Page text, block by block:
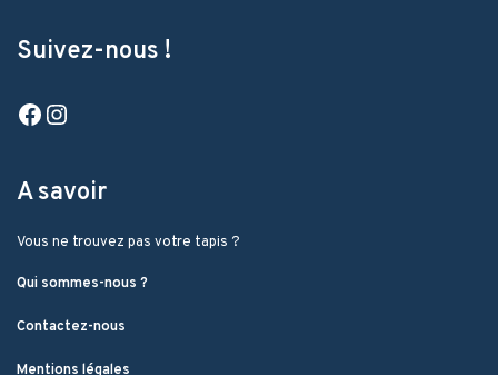
Suivez-nous !
Facebook
A savoir
Vous ne trouvez pas votre tapis ?
Qui sommes-nous ?
Contactez-nous
Mentions légales